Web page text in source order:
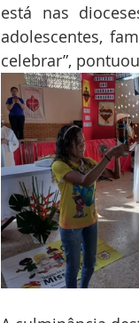
está nas
adolescentes,
celebrar”,